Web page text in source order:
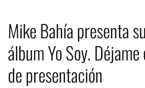
Mike Bahía presenta
álbum Yo Soy.
de presentación